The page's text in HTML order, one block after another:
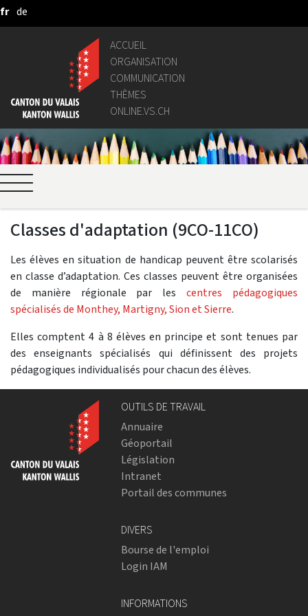
Saut au contenu principal
fr de
ACCUEIL
ORGANISATION
COMMUNICATION
THÈMES
ONLINE.VS.CH
Classes d'adaptation (9CO-11CO)
Les élèves en situation de handicap peuvent être scolarisés
en classe d’adaptation. Ces classes peuvent être organisées
de manière régionale par lescentres pédagogiques
spécialisés de Monthey, Martigny, Sion et Sierre.
Elles comptent 4 à 8 élèves en principe et sont tenues par
des enseignants spécialisés qui définissent des projets
pédagogiques individualisés pour chacun des élèves.
OUTILS DE TRAVAIL
Annuaire
Géoportail
Législation
Intranet
Portail des communes
DIVERS
Bourse de l'emploi
Login IAM
INFORMATIONS